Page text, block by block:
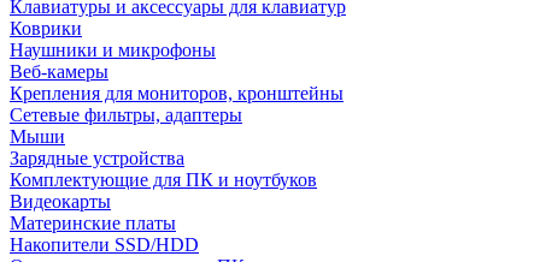
Клавиатуры и аксессуары для клавиатур
Коврики
Наушники и микрофоны
Веб-камеры
Крепления для мониторов, кронштейны
Сетевые фильтры, адаптеры
Мыши
Зарядные устройства
Комплектующие для ПК и ноутбуков
Видеокарты
Материнские платы
Накопители SSD/HDD